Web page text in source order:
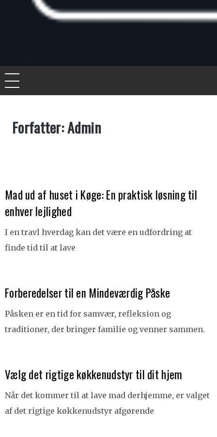
Forfatter:Admin
Mad ud af huset i Køge: En praktisk løsning til
enhver lejlighed
I en travl hverdag kan det være en udfordring at
finde tid til at lave
Forberedelser til en Mindeværdig Påske
Påsken er en tid for samvær, refleksion og
traditioner, der bringer familie og venner sammen.
Vælg det rigtige køkkenudstyr til dit hjem
Når det kommer til at lave mad derhjemme, er valget
af det rigtige køkkenudstyr afgørende